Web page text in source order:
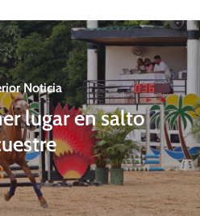
Noticia
lugar en salto